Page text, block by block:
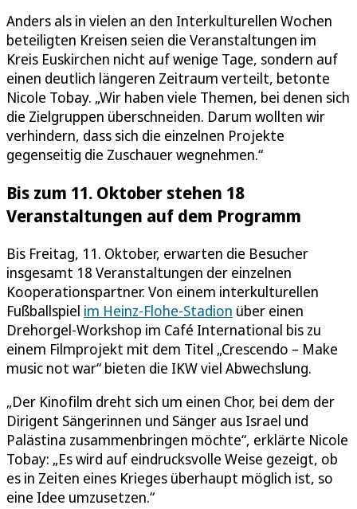
Anders als in vielen an den Interkulturellen Wochen
beteiligten Kreisen seien die Veranstaltungen im
Kreis Euskirchen nicht auf wenige Tage, sondern auf
einen deutlich längeren Zeitraum verteilt, betonte
Nicole Tobay. „Wir haben viele Themen, bei denen sich
die Zielgruppen überschneiden. Darum wollten wir
verhindern, dass sich die einzelnen Projekte
gegenseitig die Zuschauer wegnehmen.“
Bis zum 11. Oktober stehen 18
Veranstaltungen auf dem Programm
Bis Freitag, 11. Oktober, erwarten die Besucher
insgesamt 18 Veranstaltungen der einzelnen
Kooperationspartner. Von einem interkulturellen
Fußballspiel im Heinz-Flohe-Stadion über einen
Drehorgel-Workshop im Café International bis zu
einem Filmprojekt mit dem Titel „Crescendo – Make
music not war“ bieten die IKW viel Abwechslung.
„Der Kinofilm dreht sich um einen Chor, bei dem der
Dirigent Sängerinnen und Sänger aus Israel und
Palästina zusammenbringen möchte“, erklärte Nicole
Tobay: „Es wird auf eindrucksvolle Weise gezeigt, ob
es in Zeiten eines Krieges überhaupt möglich ist, so
eine Idee umzusetzen.“